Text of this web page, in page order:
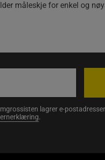
måleskje for enkel og
lagrer e-
.